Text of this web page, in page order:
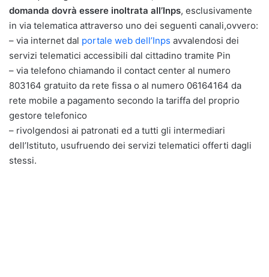
domanda dovrà essere inoltrata all’Inps, esclusivamente
in via telematica attraverso uno dei seguenti canali,ovvero:
– via internet dal portale web dell’Inps avvalendosi dei
servizi telematici accessibili dal cittadino tramite Pin
– via telefono chiamando il contact center al numero
803164 gratuito da rete fissa o al numero 06164164 da
rete mobile a pagamento secondo la tariffa del proprio
gestore telefonico
– rivolgendosi ai patronati ed a tutti gli intermediari
dell’Istituto, usufruendo dei servizi telematici offerti dagli
stessi.